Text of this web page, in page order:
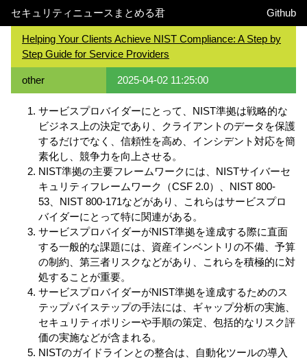
セキュリティニュースまとめる君 Github
Helping Your Clients Achieve NIST Compliance: A Step by
Step Guide for Service Providers
other 2025-04-02 11:25:00
サービスプロバイダーにとって、NIST準拠は戦略的な
ビジネス上の決定であり、クライアントのデータを保護
するだけでなく、信頼性を高め、インシデント対応を簡
素化し、競争力を向上させる。
NIST準拠の主要フレームワークには、NISTサイバーセ
キュリティフレームワーク（CSF 2.0）、NIST 800-
53、NIST 800-171などがあり、これらはサービスプロ
バイダーにとって特に関連がある。
サービスプロバイダーがNIST準拠を達成する際に直面
する一般的な課題には、資産インベントリの不備、予算
の制約、第三者リスクなどがあり、これらを積極的に対
処することが重要。
サービスプロバイダーがNIST準拠を達成するためのス
テップバイステップの手法には、ギャップ分析の実施、
セキュリティポリシーや手順の策定、包括的なリスク評
価の実施などが含まれる。
NISTのガイドラインとの整合は、自動化ツールの導入